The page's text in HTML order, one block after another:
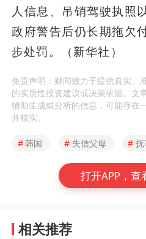
人信息、吊销驾驶执照
政府警告后仍长期拖欠
步处罚。（新华社）
免责声明：财闻致力于提供真实、
的实质性投资建议或决策依据。文
辅助生成或分析的信息，可能存在
并核实。
#韩国 # 失信父母 #
打开APP，查
相关推荐